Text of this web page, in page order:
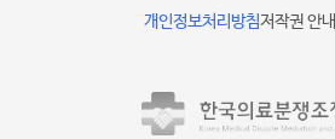
개인정보처리방침저작권 안내